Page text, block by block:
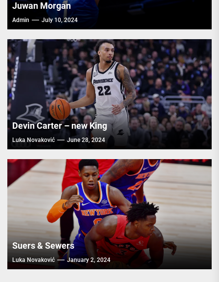
Juwan Morgan
Admin July 10, 2024
Devin Carter – new King
Luka Novaković June 28, 2024
Suers & Sewers
Luka Novaković January 2, 2024